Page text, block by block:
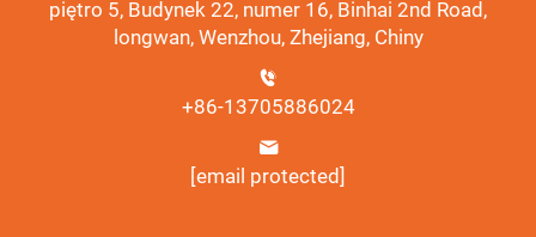
piętro 5, Budynek 22, numer 16, Binhai 2nd Road,
longwan, Wenzhou, Zhejiang, Chiny
+86-13705886024
[email protected]